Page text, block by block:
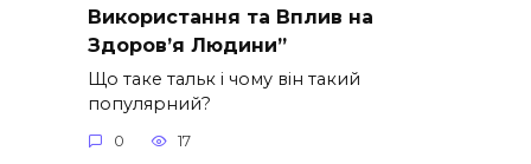
Використання та Вплив на
Здоров’я Людини”
Що таке тальк і чому він такий
популярний?
0 17